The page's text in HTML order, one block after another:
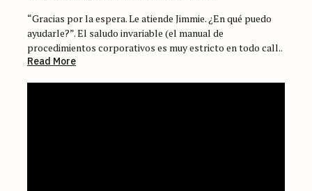
“Gracias por la espera. Le atiende Jimmie. ¿En qué puedo
ayudarle?”. El saludo invariable (el manual de
procedimientos corporativos es muy estricto en todo call..
Read More